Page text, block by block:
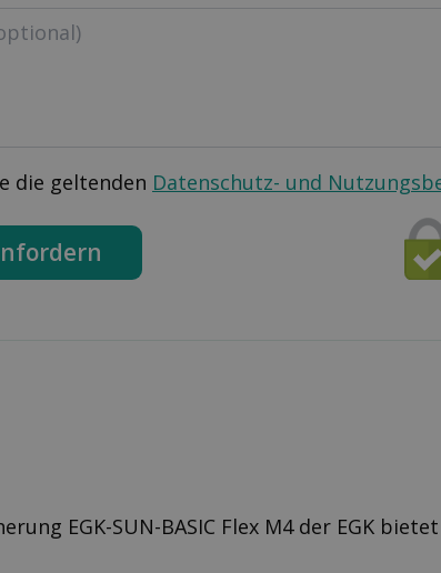
die geltenden Datenschutz- und
EGK-SUN-BASIC Flex M4 der EGK